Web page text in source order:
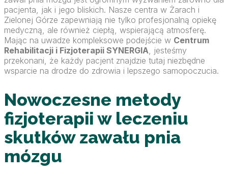
pacjenta, jak i jego bliskich. Nasze centra w Żarach i
Zielonej Górze zapewniają nie tylko profesjonalną opiekę
medyczną, ale również ciepłą, wspierającą atmosferę.
Mając na uwadze kompleksowe podejście w Centrum
Rehabilitacji i Fizjoterapii SYNERGIA, jesteśmy
przekonani, że każdy pacjent znajdzie tutaj niezbędne
wsparcie na drodze do zdrowia i lepszego samopoczucia.
Nowoczesne metody
fizjoterapii w leczeniu
skutków zawału pnia
mózgu